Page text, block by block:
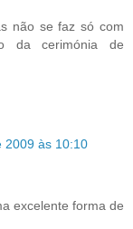
não se faz só com
da cerimónia de
2009 às 10:10
excelente forma de